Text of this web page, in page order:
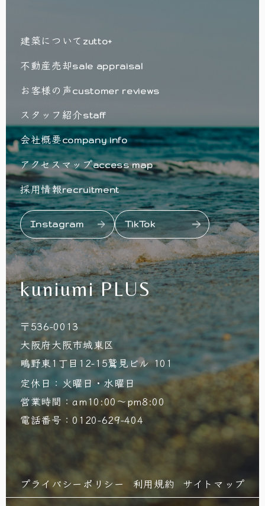
建築について zutto+
不動産売却sale appraisal
お客様の声customer reviews
スタッフ紹介staff
会社概要company info
アクセスマップaccess map
採用情報recruitment
Instagram TikTok
kuniumi PLUS
〒536-0013
大阪府大阪市城東区
鴫野東1丁目12-15鷲見ビル 101
定休日：火曜日・水曜日
営業時間：am10:00～pm8:00
電話番号：0120-629-404
プライバシーポリシー 利用規約
サイトマップ